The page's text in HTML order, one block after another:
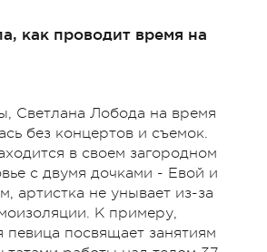
как проводит время на
Светлана Лобода на время
без концертов и съемок.
в своем загородном
с двумя дочками - Евой и
артистка не унывает из-за
К примеру,
певица посвящает занятиям